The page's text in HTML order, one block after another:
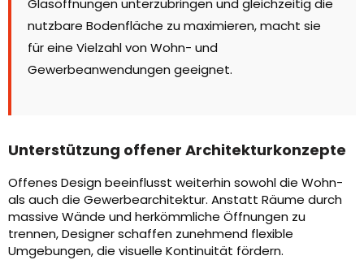
Glasöffnungen unterzubringen und gleichzeitig die
nutzbare Bodenfläche zu maximieren, macht sie
für eine Vielzahl von Wohn- und
Gewerbeanwendungen geeignet.
Unterstützung offener Architekturkonzepte
Offenes Design beeinflusst weiterhin sowohl die Wohn-
als auch die Gewerbearchitektur. Anstatt Räume durch
massive Wände und herkömmliche Öffnungen zu
trennen, Designer schaffen zunehmend flexible
Umgebungen, die visuelle Kontinuität fördern.